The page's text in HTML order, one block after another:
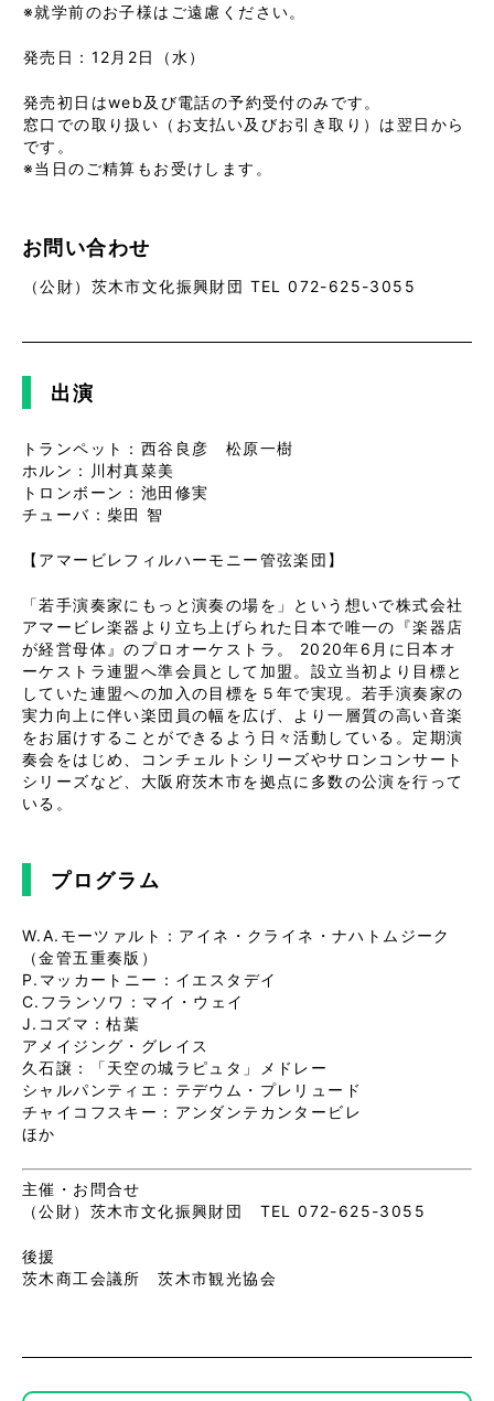
※就学前のお子様はご遠慮ください。
発売日：12月2日（水）
発売初日はweb及び電話の予約受付のみです。
窓口での取り扱い（お支払い及びお引き取り）は翌日から
です。
※当日のご精算もお受けします。
お問い合わせ
（公財）茨木市文化振興財団 TEL 072-625-3055
出演
トランペット：西谷良彦 松原一樹
ホルン：川村真菜美
トロンボーン：池田修実
チューバ：柴田 智
【アマービレフィルハーモニー管弦楽団】
「若手演奏家にもっと演奏の場を」という想いで株式会社
アマービレ楽器より立ち上げられた日本で唯一の『楽器店
が経営母体』のプロオーケストラ。 2020年6月に日本オ
ーケストラ連盟へ準会員として加盟。設立当初より目標と
していた連盟への加入の目標を５年で実現。若手演奏家の
実力向上に伴い楽団員の幅を広げ、より一層質の高い音楽
をお届けすることができるよう日々活動している。定期演
奏会をはじめ、コンチェルトシリーズやサロンコンサート
シリーズなど、大阪府茨木市を拠点に多数の公演を行って
いる。
プログラム
W.A.モーツァルト：アイネ・クライネ・ナハトムジーク
（金管五重奏版）
P.マッカートニー：イエスタデイ
C.フランソワ：マイ・ウェイ
J.コズマ：枯葉
アメイジング・グレイス
久石譲：「天空の城ラピュタ」メドレー
シャルパンティエ：テデウム・プレリュード
チャイコフスキー：アンダンテカンタービレ
ほか
主催・お問合せ
（公財）茨木市文化振興財団 TEL 072-625-3055
後援
茨木商工会議所 茨木市観光協会